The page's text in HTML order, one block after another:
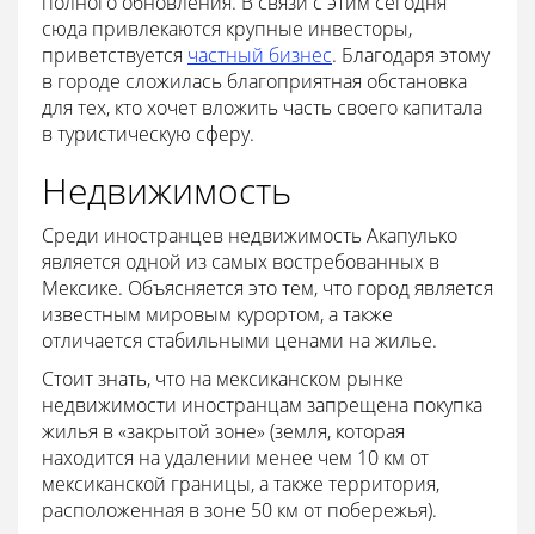
сюда привлекаются крупные инвесторы,
приветствуется частный бизнес. Благодаря этому
в городе сложилась благоприятная обстановка
для тех, кто хочет вложить часть своего капитала
в туристическую сферу.
Недвижимость
Среди иностранцев недвижимость Акапулько
является одной из самых востребованных в
Мексике. Объясняется это тем, что город является
известным мировым курортом, а также
отличается стабильными ценами на жилье.
Стоит знать, что на мексиканском рынке
недвижимости иностранцам запрещена покупка
жилья в «закрытой зоне» (земля, которая
находится на удалении менее чем 10 км от
мексиканской границы, а также территория,
расположенная в зоне 50 км от побережья).